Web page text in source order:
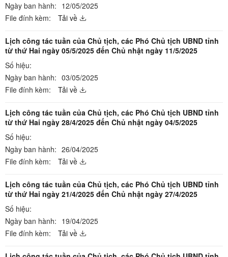
Ngày ban hành: 12/05/2025
File đính kèm:
Tải về
Lịch công tác tuần của Chủ tịch, các Phó Chủ tịch UBND tỉnh
từ thứ Hai ngày 05/5/2025 đến Chủ nhật ngày 11/5/2025
Số hiệu:
Ngày ban hành: 03/05/2025
File đính kèm:
Tải về
Lịch công tác tuần của Chủ tịch, các Phó Chủ tịch UBND tỉnh
từ thứ Hai ngày 28/4/2025 đến Chủ nhật ngày 04/5/2025
Số hiệu:
Ngày ban hành: 26/04/2025
File đính kèm:
Tải về
Lịch công tác tuần của Chủ tịch, các Phó Chủ tịch UBND tỉnh
từ thứ Hai ngày 21/4/2025 đến Chủ nhật ngày 27/4/2025
Số hiệu:
Ngày ban hành: 19/04/2025
File đính kèm:
Tải về